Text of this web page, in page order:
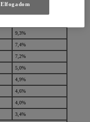
9,3%
7,4%
7,2%
5,0%
4,9%
4,6%
4,0%
3,4%
Elfogadom